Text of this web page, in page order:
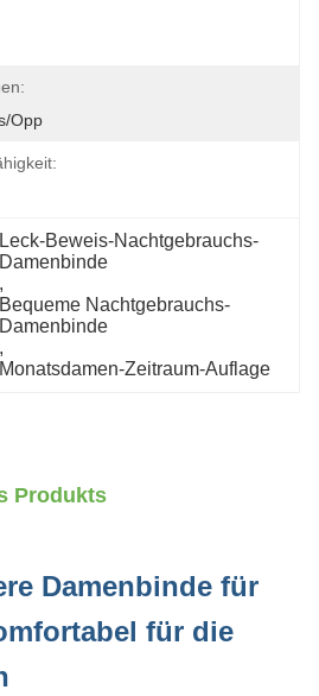
opp
Leck-Beweis-Nachtgebrauchs-
Damenbinde
,
Bequeme Nachtgebrauchs-
Damenbinde
,
Monatsdamen-Zeitraum-Auflage
Produkts
Damenbinde für
für die